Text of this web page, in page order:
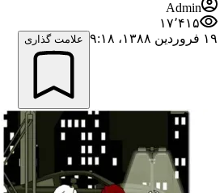
Admin
۱۷٬۴۱۵
۱۹ فروردین ۱۳۸۸،‏ ۹:۱۸
علامت گذاری